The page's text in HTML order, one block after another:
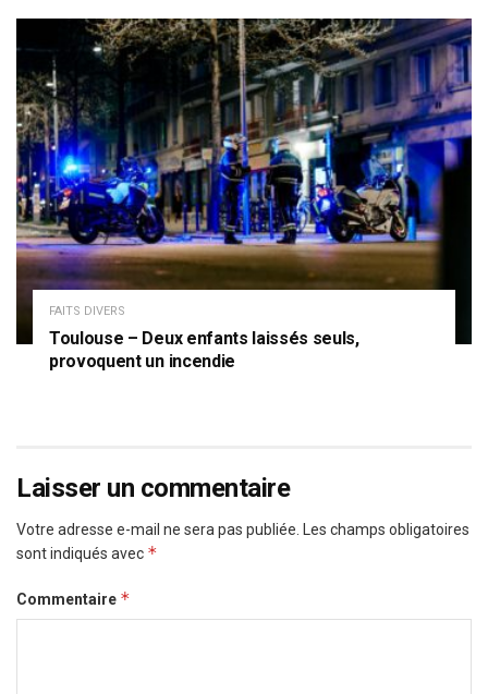
FAITS DIVERS
Toulouse – Deux enfants laissés seuls,
provoquent un incendie
Laisser un commentaire
Votre adresse e-mail ne sera pas publiée. Les champs obligatoires
sont indiqués avec *
Commentaire *